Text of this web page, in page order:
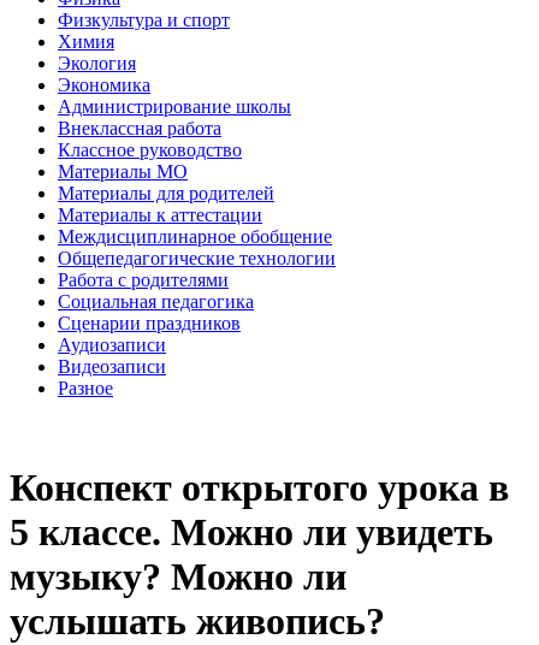
Физкультура и спорт
Химия
Экология
Экономика
Администрирование школы
Внеклассная работа
Классное руководство
Материалы МО
Материалы для родителей
Материалы к аттестации
Междисциплинарное обобщение
Общепедагогические технологии
Работа с родителями
Социальная педагогика
Сценарии праздников
Аудиозаписи
Видеозаписи
Разное
Конспект открытого урока в
5 классе. Можно ли увидеть
музыку? Можно ли
услышать живопись?